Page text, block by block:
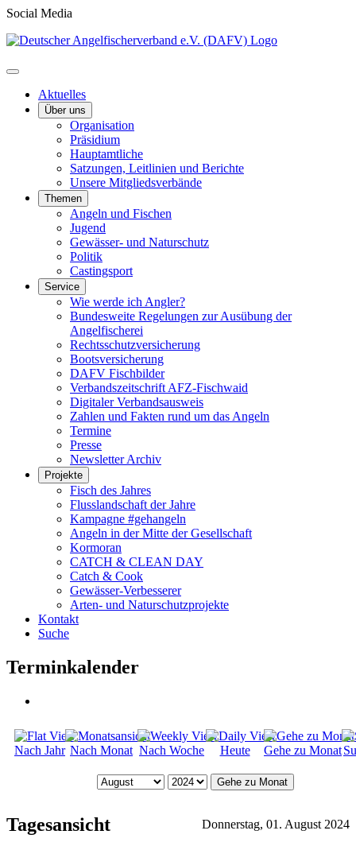
Social Media
Aktuelles
Über uns
Organisation
Präsidium
Hauptamtliche
Satzungen, Leitlinien und Berichte
Unsere Mitgliedsverbände
Themen
Angeln und Fischen
Jugend
Gewässer- und Naturschutz
Politik
Castingsport
Service
Wie werde ich Angler?
Bundesweite Regelungen zur Ausübung der
Angelfischerei
Rechtsschutzversicherung
Bootsversicherung
DAFV Fischbilder
Verbandszeitschrift AFZ-Fischwaid
Digitaler Verbandsausweis
Zahlen und Fakten rund um das Angeln
Termine
Presse
Newsletter Archiv
Projekte
Fisch des Jahres
Flusslandschaft der Jahre
Kampagne #gehangeln
Angeln in der Mitte der Gesellschaft
Kormoran
CATCH & CLEAN DAY
Catch & Cook
Gewässer-Verbesserer
Arten- und Naturschutzprojekte
Kontakt
Suche
Terminkalender
Nach Jahr Nach Monat Nach Woche Heute Gehe zu Monat
Gehe zu Monat
Tagesansicht Donnerstag, 01. August 2024